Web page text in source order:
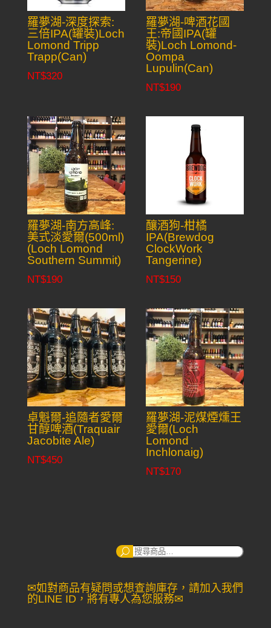
羅夢湖-深度探索:
三倍IPA(罐裝)Loch
Lomond Tripp
Trapp(Can)
NT$320
羅夢湖-啤酒花國
王:帝國IPA(罐
裝)Loch Lomond-
Oompa
Lupulin(Can)
NT$190
羅夢湖-南方高峰:
美式淡愛爾(500ml)
(Loch Lomond
Southern Summit)
NT$190
釀酒狗-柑橘
IPA(Brewdog
ClockWork
Tangerine)
NT$150
卓魁爾-追隨者愛爾
甘醇啤酒(Traquair
Jacobite Ale)
NT$450
羅夢湖-泥煤煙燻王
愛爾(Loch
Lomond
Inchlonaig)
NT$170
搜
✉如對商品有疑問或想查詢庫存，請加入我們
的LINE ID，將有專人為您服務✉